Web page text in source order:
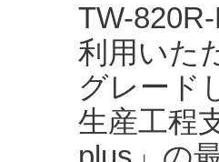
TW-
利用いた
グレード
生産工程